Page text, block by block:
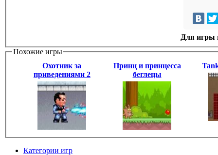
Для игры
Похожие игры
Охотник за
приведениями 2
Принц и принцесса
беглецы
Категории игр